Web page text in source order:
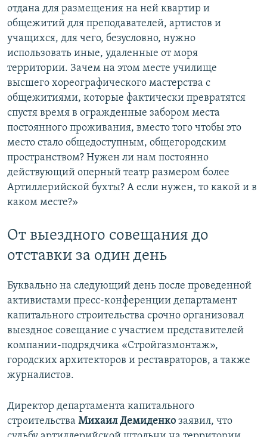
отдана для размещения на ней квартир и
общежитий для преподавателей, артистов и
учащихся, для чего, безусловно, нужно
использовать иные, удаленные от моря
территории. Зачем на этом месте училище
высшего хореографического мастерства с
общежитиями, которые фактически превратятся
спустя время в огражденные забором места
постоянного проживания, вместо того чтобы это
место стало общедоступным, общегородским
пространством? Нужен ли нам постоянно
действующий оперный театр размером более
Артиллерийской бухты? А если нужен, то какой и в
каком месте?»
От выездного совещания до
отставки за один день
Буквально на следующий день после проведенной
активистами пресс-конференции департамент
капитального строительства срочно организовал
выездное совещание с участием представителей
компании-подрядчика «Стройгазмонтаж»,
городских архитекторов и реставраторов, а также
журналистов.
Директор департамента капитального
строительства Михаил Демиденко заявил, что